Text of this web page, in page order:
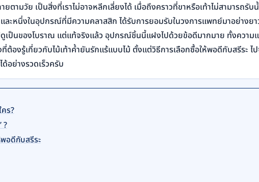
ยตามวัย เป็นสิ่งที่เราไม่อาจหลีกเลี่ยงได้ เมื่อถึงคราวที่ขาหรือเท้าไม่สามารถ
และหนึ่งในอุปกรณ์ที่มีความคลาสสิก ได้รับการยอมรับในวงการแพทย์มาอย่าง
เป็นของโบราณ แต่แท้จริงแล้ว อุปกรณ์ชิ้นนี้แฝงไปด้วยข้อดีมากมาย ทั้งความ
ต้องรู้เกี่ยวกับไม้เท้าค้ำยันรักแร้แบบไม้ ตั้งแต่วิธีการเลือกซื้อให้พอดีกับสรีร
อย่างรวดเร็วครับ
ร?
?
พอดีกับสรีระ